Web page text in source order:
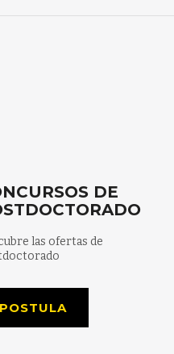
DE
las ofertas de
POSTULA